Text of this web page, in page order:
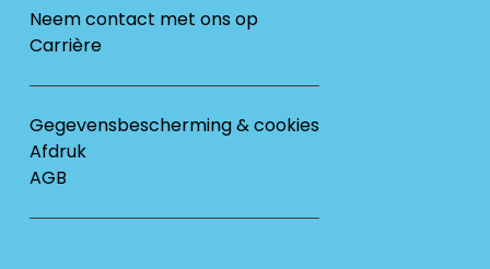
Neem contact met ons op
Carrière
Gegevensbescherming & cookies
Afdruk
AGB